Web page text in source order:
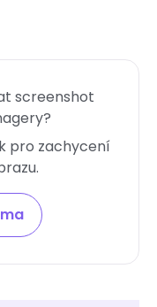
screenshot
pro zachycení